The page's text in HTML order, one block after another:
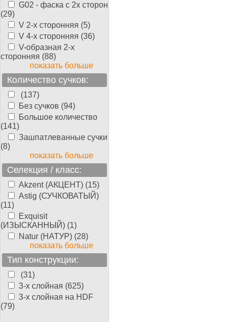
G02 - фаска с 2х сторон
(29)
V 2-х сторонняя (5)
V 4-х сторонняя (36)
V-образная 2-х
сторонняя (88)
показать больше
Количество сучков:
(137)
Без сучков (94)
Большое количество
(141)
Зашпатлеванные сучки
(8)
показать больше
Селекция / класс:
Akzent (АКЦЕНТ) (15)
Astig (СУЧКОВАТЫЙ)
(11)
Exquisit
(ИЗЫСКАННЫЙ) (1)
Natur (НАТУР) (28)
показать больше
Тип конструкции:
(31)
3-х слойная (625)
3-х слойная на HDF
(79)